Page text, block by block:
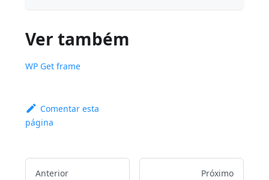
Ver também
WP Get frame
Comentar esta
página
Anterior Próximo